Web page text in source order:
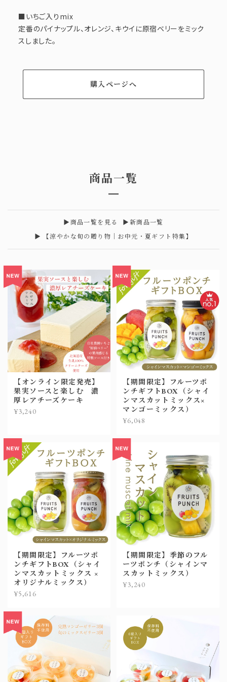
■いちご入りmix
定番のパイナップル、オレンジ、キウイに原宿ベリーをミック
スしました。
購入ページへ
商品一覧
▶︎商品一覧を見る
▶︎新商品一覧
▶︎ 【涼やかな旬の贈り物｜お中元・夏ギフト特集】
【オンライン限定発売】
果実ソースと楽しむ 濃
厚レアチーズケーキ
¥3,240
【期間限定】フルーツポ
ンチギフトBOX（シャイ
ンマスカットミックス×
マンゴーミックス）
¥6,048
【期間限定】フルーツポ
ンチギフトBOX（シャイ
ンマスカットミックス ×
オリジナルミックス）
¥5,616
【期間限定】季節のフル
ーツポンチ（シャインマ
スカットミックス）
¥3,240